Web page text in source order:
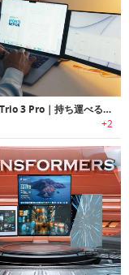
Trio 3 & Trio 3 Pro｜持ち運べるマルチ画面。仕事効率を3倍にする外部モニター
+2